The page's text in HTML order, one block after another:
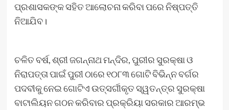
ପ୍ରଶାସକଙ୍କ ସହିତ ଆଲୋଚନା କରିବା ପରେ ନିଷ୍ପତ୍ତି
ନିଆଯିବ।
ଚଳିତ ବର୍ଷ, ଶ୍ରୀ ଜଗନ୍ନାଥ ମନ୍ଦିର, ପୁରୀର ସୁରକ୍ଷା ଓ
ନିରାପତ୍ତା ପାଇଁ ପୁରୀ ଠାରେ ୧୦୮୩ ଗୋଟି ବିଭିନ୍ନ ବର୍ଗର
ପଦବୀକୁ ନେଇ ଗୋଟିଏ ଉତ୍ସର୍ଗୀକୃତ ସ୍ୱତନ୍ତ୍ର ସୁରକ୍ଷା
ବାଟାଲିୟନ ଗଠନ କରିବାର ପ୍ରକ୍ରିୟା ସରକାର ଆରମ୍ଭ